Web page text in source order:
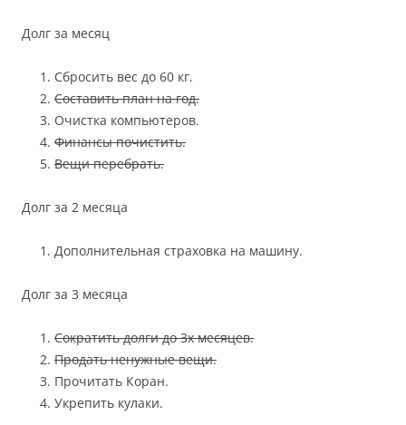
Долг за месяц
Сбросить вес до 60 кг.
Составить план на год.
Очистка компьютеров.
Финансы почистить.
Вещи перебрать.
Долг за 2 месяца
Дополнительная страховка на машину.
Долг за 3 месяца
Сократить долги до 3х месяцев.
Продать ненужные вещи.
Прочитать Коран.
Укрепить кулаки.